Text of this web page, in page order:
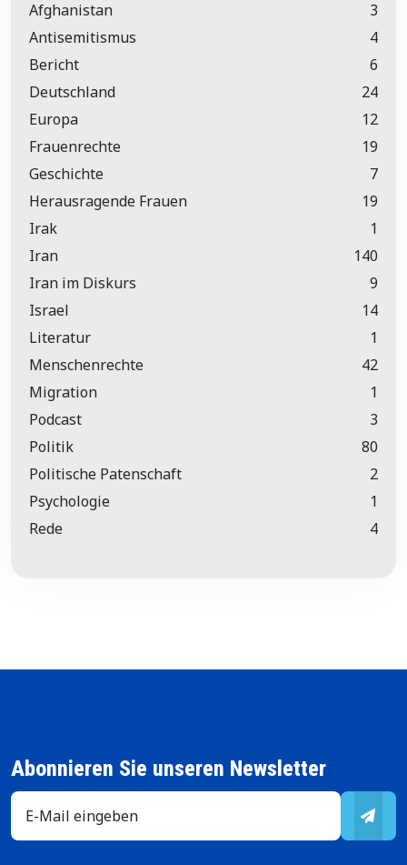
Afghanistan
3
Antisemitismus
4
Bericht
6
Deutschland
24
Europa
12
Frauenrechte
19
Geschichte
7
Herausragende Frauen
19
Irak
1
Iran
140
Iran im Diskurs
9
Israel
14
Literatur
1
Menschenrechte
42
Migration
1
Podcast
3
Politik
80
Politische Patenschaft
2
Psychologie
1
Rede
4
Abonnieren Sie unseren Newsletter